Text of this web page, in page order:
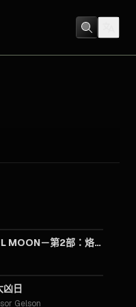
REBEL MOON－第2部：烙印之人
凶日
Gelson